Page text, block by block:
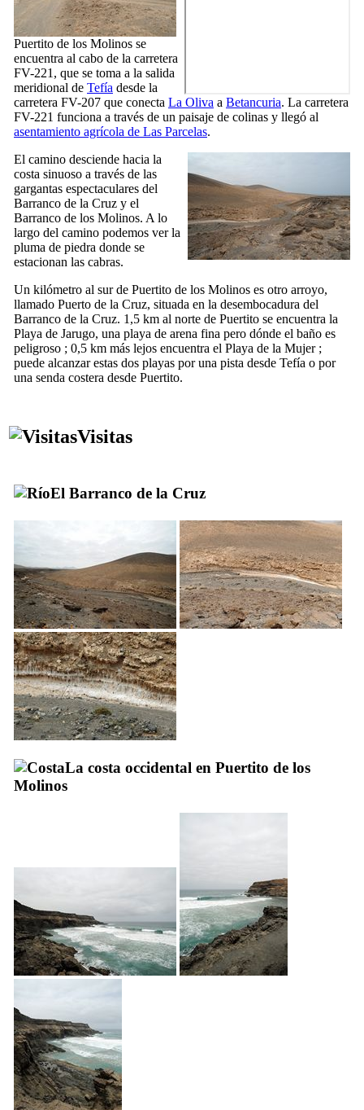
Puertito de los Molinos se
encuentra al cabo de la carretera
FV-221, que se toma a la salida
meridional de Tefía desde la
carretera FV-207 que conecta La Oliva a Betancuria. La carretera
FV-221 funciona a través de un paisaje de colinas y llegó al
asentamiento agrícola de Las Parcelas.
El camino desciende hacia la
costa sinuoso a través de las
gargantas espectaculares del
Barranco de la Cruz y el
Barranco de los Molinos. A lo
largo del camino podemos ver la
pluma de piedra donde se
estacionan las cabras.
Un kilómetro al sur de Puertito de los Molinos es otro arroyo,
llamado Puerto de la Cruz, situada en la desembocadura del
Barranco de la Cruz. 1,5 km al norte de Puertito se encuentra la
Playa de Jarugo, una playa de arena fina pero dónde el baño es
peligroso ; 0,5 km más lejos encuentra el Playa de la Mujer;
puede alcanzar estas dos playas por una pista desde Tefía o por
una senda costera desde Puertito.
Visitas
El Barranco de la Cruz
La costa occidental en Puertito de los
Molinos